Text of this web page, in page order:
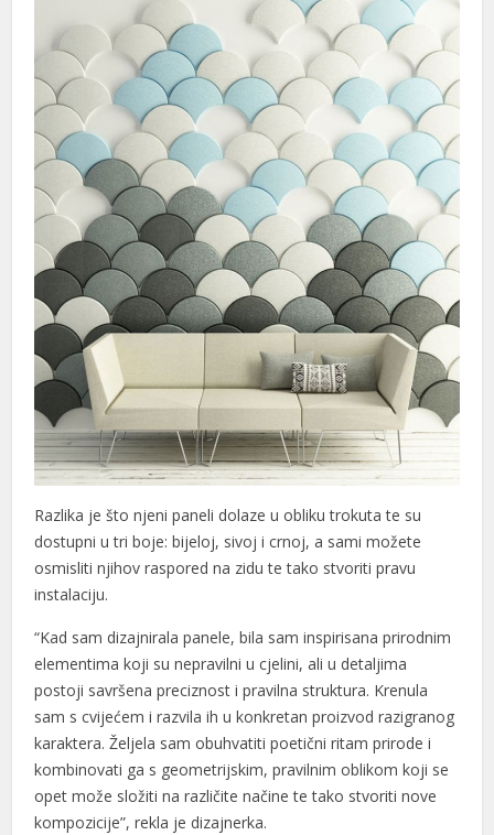
Razlika je što njeni paneli dolaze u obliku trokuta te su
dostupni u tri boje: bijeloj, sivoj i crnoj, a sami možete
osmisliti njihov raspored na zidu te tako stvoriti pravu
instalaciju.
“Kad sam dizajnirala panele, bila sam inspirisana prirodnim
elementima koji su nepravilni u cjelini, ali u detaljima
postoji savršena preciznost i pravilna struktura. Krenula
sam s cvijećem i razvila ih u konkretan proizvod razigranog
karaktera. Željela sam obuhvatiti poetični ritam prirode i
kombinovati ga s geometrijskim, pravilnim oblikom koji se
opet može složiti na različite načine te tako stvoriti nove
kompozicije”, rekla je dizajnerka.